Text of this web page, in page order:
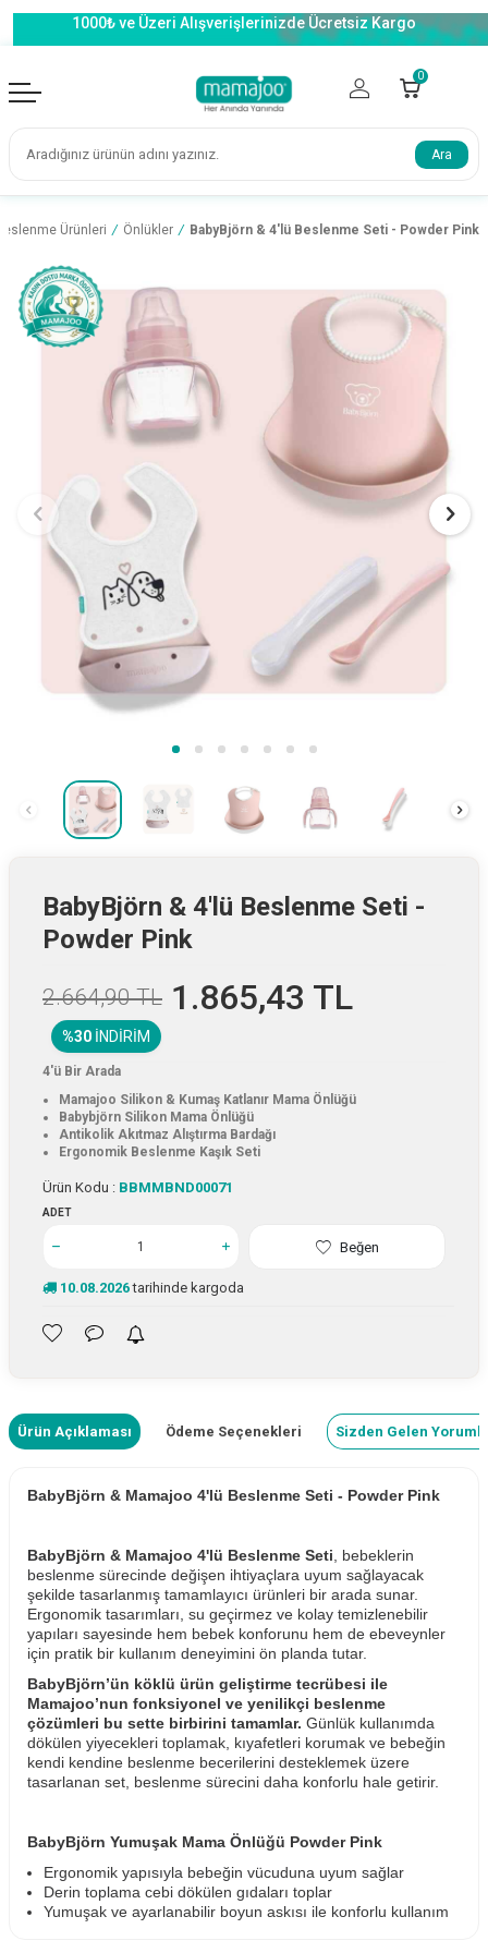
1000₺ ve Üzeri Alışverişlerinizde Ücretsiz Kargo
0
Ara
Ürünleri / Önlükler / BabyBjörn & 4'lü Beslenme Seti - Powder Pink
BabyBjörn & 4'lü Beslenme Seti -
Powder Pink
2.664,90TL 1.865,43 TL
%30 İNDIRIM
4'ü Bir Arada
Mamajoo Silikon & Kumaş Katlanır Mama Önlüğü
Babybjörn Silikon Mama Önlüğü
Antikolik Akıtmaz Alıştırma Bardağı
Ergonomik Beslenme Kaşık Seti
Ürün Kodu : BBMMBND00071
ADET
Beğen
10.08.2026tarihinde kargoda
Ürün Açıklaması Ödeme Seçenekleri Sizden Gelen
BabyBjörn & Mamajoo 4'lü Beslenme Seti - Powder Pink
BabyBjörn & Mamajoo 4'lü Beslenme Seti, bebeklerin
beslenme sürecinde değişen ihtiyaçlara uyum sağlayacak
şekilde tasarlanmış tamamlayıcı ürünleri bir arada sunar.
Ergonomik tasarımları, su geçirmez ve kolay temizlenebilir
yapıları sayesinde hem bebek konforunu hem de ebeveynler
için pratik bir kullanım deneyimini ön planda tutar.
BabyBjörn’ün köklü ürün geliştirme tecrübesi ile
Mamajoo’nun fonksiyonel ve yenilikçi beslenme
çözümleri bu sette birbirini tamamlar. Günlük kullanımda
dökülen yiyecekleri toplamak, kıyafetleri korumak ve bebeğin
kendi kendine beslenme becerilerini desteklemek üzere
tasarlanan set, beslenme sürecini daha konforlu hale getirir.
BabyBjörn Yumuşak Mama Önlüğü Powder Pink
Ergonomik yapısıyla bebeğin vücuduna uyum sağlar
Derin toplama cebi dökülen gıdaları toplar
Yumuşak ve ayarlanabilir boyun askısı ile konforlu kullanım